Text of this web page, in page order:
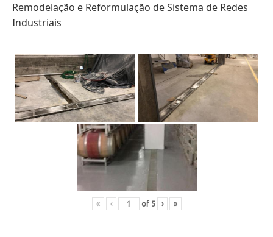
Remodelação e Reformulação de Sistema de Redes
Industriais
« ‹ of 5 › »